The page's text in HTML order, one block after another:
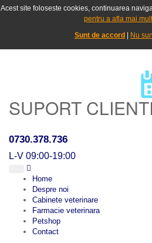
Acest site foloseste cookies, continuarea
pentru a afla mai
Sunt de accord
Nu
SUPORT CLIENTI
0730.378.736
L-V 09:00-19:00
Home
Despre noi
Cabinete veterinare
Farmacie veterinara
Petshop
Contact